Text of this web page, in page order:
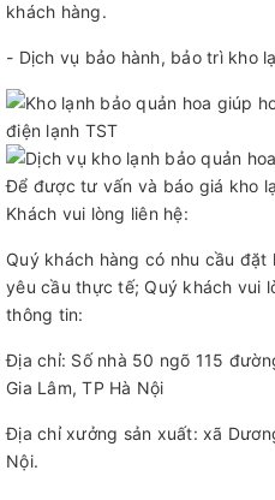
khách hàng.
- Dịch vụ bảo hành, bảo trì kho
Để được tư vấn và báo giá kho
Khách vui lòng liên hệ:
Quý khách hàng có nhu cầu
yêu cầu thực tế; Quý khách vui
thông tin:
Địa chỉ: Số nhà 50 ngõ 115
Gia Lâm, TP Hà Nội
Địa chỉ xưởng sản xuất: xã
Nội.